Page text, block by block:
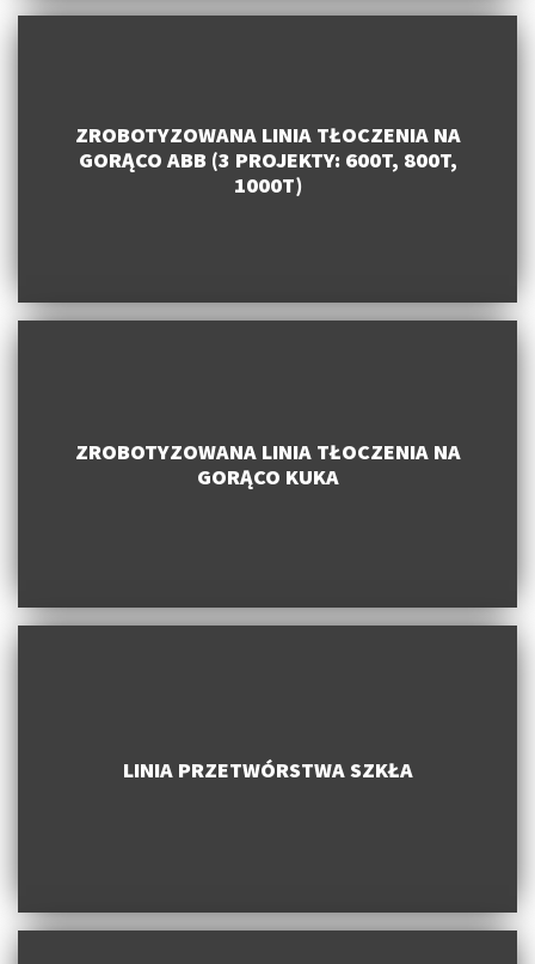
ZROBOTYZOWANA LINIA TŁOCZENIA NA
GORĄCO ABB (3 PROJEKTY: 600T, 800T,
1000T)
ZROBOTYZOWANA LINIA TŁOCZENIA NA
GORĄCO KUKA
LINIA PRZETWÓRSTWA SZKŁA